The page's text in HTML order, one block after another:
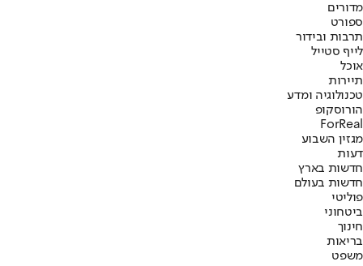
מדורים
ספורט
תרבות ובידור
לייף סטייל
אוכל
תיירות
טכנולוגיה ומדע
הורוסקופ
ForReal
מגזין השבוע
דעות
חדשות בארץ
חדשות בעולם
פוליטי
ביטחוני
חינוך
בריאות
משפט